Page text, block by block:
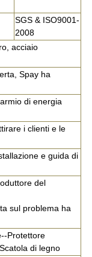
SGS & ISO9001-
2008
acciaio
Spay ha
di energia
i clienti e le
e guida di
del
sul problema ha
Protettore
di legno